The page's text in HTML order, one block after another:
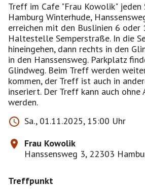
Treff im Cafe "Frau Kowolik" jeden
Hamburg Winterhude,
erreichen mit den Buslinien 6 oder
Haltestelle Semperstraße. In die
hineingehen, dann rechts in den
in den Hanssensweg. Parkplatz
Glindweg. Beim Treff werden
kommen, der Treff ist auch in
inseriert. Der Treff kann auch ohne
werden.
Sa., 01.11.2025, 15:00 Uhr
Frau Kowolik
Hanssensweg 3, 22303
Treffpunkt